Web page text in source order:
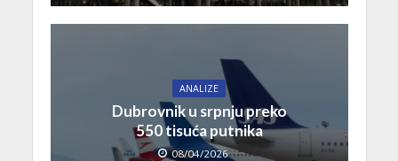
ANALIZE
Dubrovnik u srpnju preko
550 tisuća putnika
08/04/2026